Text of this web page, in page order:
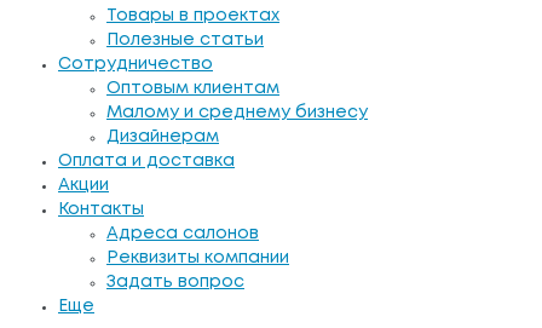
Товары в проектах
Полезные статьи
Сотрудничество
Оптовым клиентам
Малому и среднему бизнесу
Дизайнерам
Оплата и доставка
Акции
Контакты
Адреса салонов
Реквизиты компании
Задать вопрос
Еще